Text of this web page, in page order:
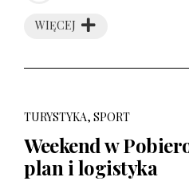
WIĘCEJ
TURYSTYKA, SPORT
Weekend w
plan i logistyka